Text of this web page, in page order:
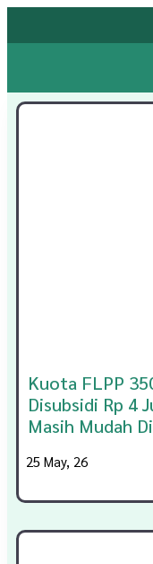
Kuota FLPP
Disubsidi Rp 4
Masih Mudah
25 May, 26